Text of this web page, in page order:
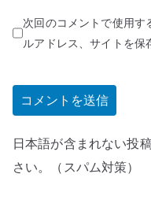
次回のコメントで使用す
ルアドレス、サイトを保
日本語が含まれない投
さい。（スパム対策）